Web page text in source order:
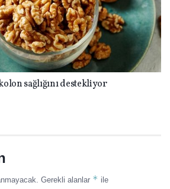
sağlığını destekliyor
Gerekli alanlar * ile